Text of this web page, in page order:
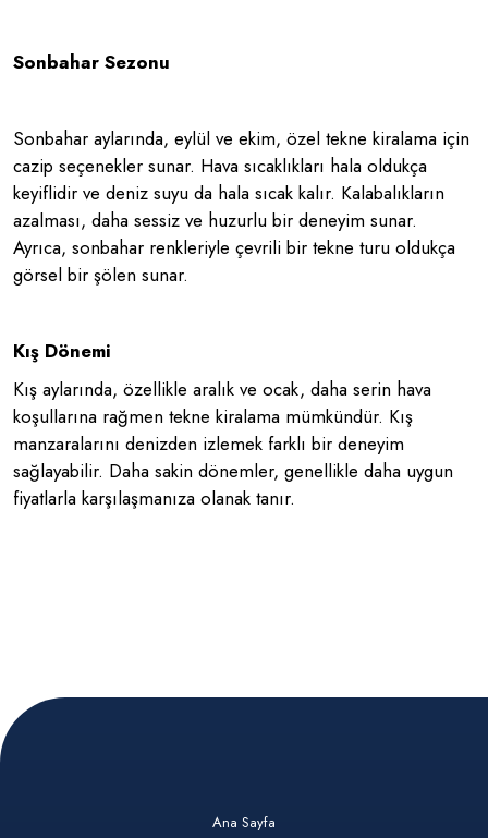
Sonbahar Sezonu
Sonbahar aylarında, eylül ve ekim, özel tekne kiralama için
cazip seçenekler sunar. Hava sıcaklıkları hala oldukça
keyiflidir ve deniz suyu da hala sıcak kalır. Kalabalıkların
azalması, daha sessiz ve huzurlu bir deneyim sunar.
Ayrıca, sonbahar renkleriyle çevrili bir tekne turu oldukça
görsel bir şölen sunar.
Kış Dönemi
Kış aylarında, özellikle aralık ve ocak, daha serin hava
koşullarına rağmen tekne kiralama mümkündür. Kış
manzaralarını denizden izlemek farklı bir deneyim
sağlayabilir. Daha sakin dönemler, genellikle daha uygun
fiyatlarla karşılaşmanıza olanak tanır.
Ana Sayfa